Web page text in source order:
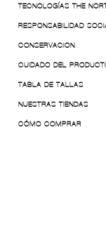
TECNOLOGÍAS THE
RESPONSABILIDAD
CONSERVACION
CUIDADO DEL
TABLA DE TALLAS
NUESTRAS TIENDAS
CÓMO COMPRAR